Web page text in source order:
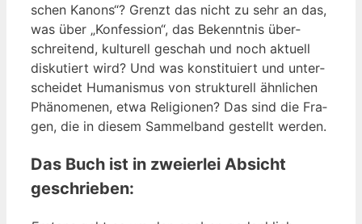
schen Kanons“? Grenzt das nicht zu sehr an das,
was über „Kon­fes­si­on“, das Bekennt­nis über­
schrei­tend, kul­tu­rell geschah und noch aktu­ell
dis­ku­tiert wird? Und was kon­sti­tu­iert und unter­
schei­det Huma­nis­mus von struk­tu­rell ähn­li­chen
Phä­no­me­nen, etwa Reli­gio­nen? Das sind die Fra­
gen, die in die­sem Sam­mel­band gestellt werden.
Das Buch ist in zweierlei Absicht
geschrieben: